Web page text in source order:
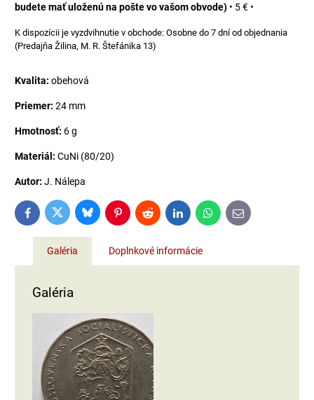
budete mať uloženú na pošte vo vašom obvode) • 5 € •
Osobne do 7 dní od objednania
(Predajňa Žilina, M. R. Štefánika 13)
Kvalita: obehová
Priemer: 24 mm
Hmotnosť: 6 g
Materiál: CuNi (80/20)
Autor: J. Nálepa
FacebookTwitter BlueskyPinterestReddit LinkedInWhatsApp
E-
mail
Galéria Doplnkové informácie
Galéria